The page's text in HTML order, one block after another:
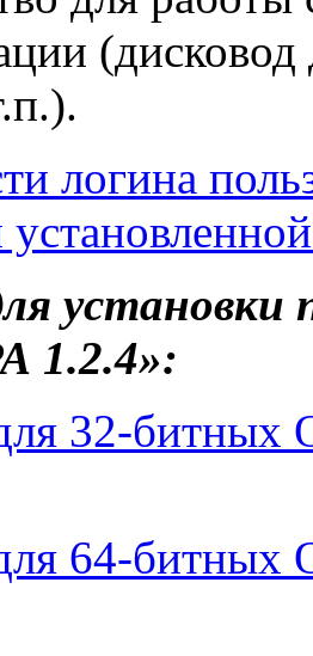
(дисковод
логина
установки
1.2.4»:
32-битных
64-битных